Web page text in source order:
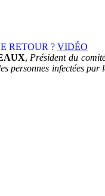
RETOUR ? VIDÉO
, Président du
personnes infectées par